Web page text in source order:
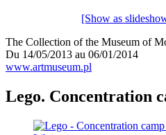
[Show as
The Collection of the Museum of
Du 14/05/2013 au 06/01/2014
www.artmuseum.pl
Lego. Concentration